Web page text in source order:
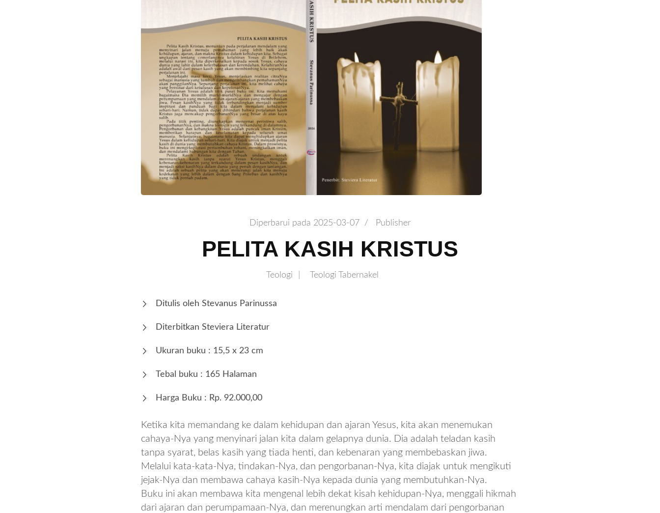
Diperbarui pada 2025-03-07 / Publisher
PELITA KASIH KRISTUS
Teologi Teologi Tabernakel
Ditulis oleh Stevanus Parinussa
Diterbitkan Steviera Literatur
Ukuran buku : 15,5 x 23 cm
Tebal buku : 165 Halaman
Harga Buku : Rp. 92.000,00
Ketika kita memandang ke dalam kehidupan dan ajaran Yesus, kita akan menemukan
cahaya-Nya yang menyinari jalan kita dalam gelapnya dunia. Dia adalah teladan kasih
tanpa syarat, belas kasih yang tiada henti, dan kebenaran yang membebaskan jiwa.
Melalui kata-kata-Nya, tindakan-Nya, dan pengorbanan-Nya, kita diajak untuk mengikuti
jejak-Nya dan membawa cahaya kasih-Nya kepada dunia yang membutuhkan-Nya.
Buku ini akan membawa kita mengenal lebih dekat kisah kehidupan-Nya, menggali hikmah
dari ajaran dan perumpamaan-Nya, dan merenungkan arti mendalam dari pengorbanan